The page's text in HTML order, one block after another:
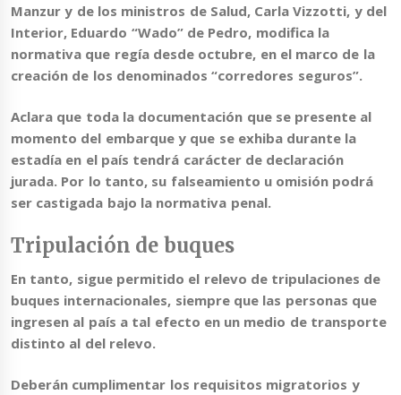
Manzur y de los ministros de Salud, Carla Vizzotti, y del
Interior, Eduardo “Wado” de Pedro, modifica la
normativa que regía desde octubre, en el marco de la
creación de los denominados “corredores seguros”.
Aclara que toda la documentación que se presente al
momento del embarque y que se exhiba durante la
estadía en el país tendrá carácter de declaración
jurada. Por lo tanto, su falseamiento u omisión podrá
ser castigada bajo la normativa penal.
Tripulación de buques
En tanto, sigue permitido el relevo de tripulaciones de
buques internacionales, siempre que las personas que
ingresen al país a tal efecto en un medio de transporte
distinto al del relevo.
Deberán cumplimentar los requisitos migratorios y